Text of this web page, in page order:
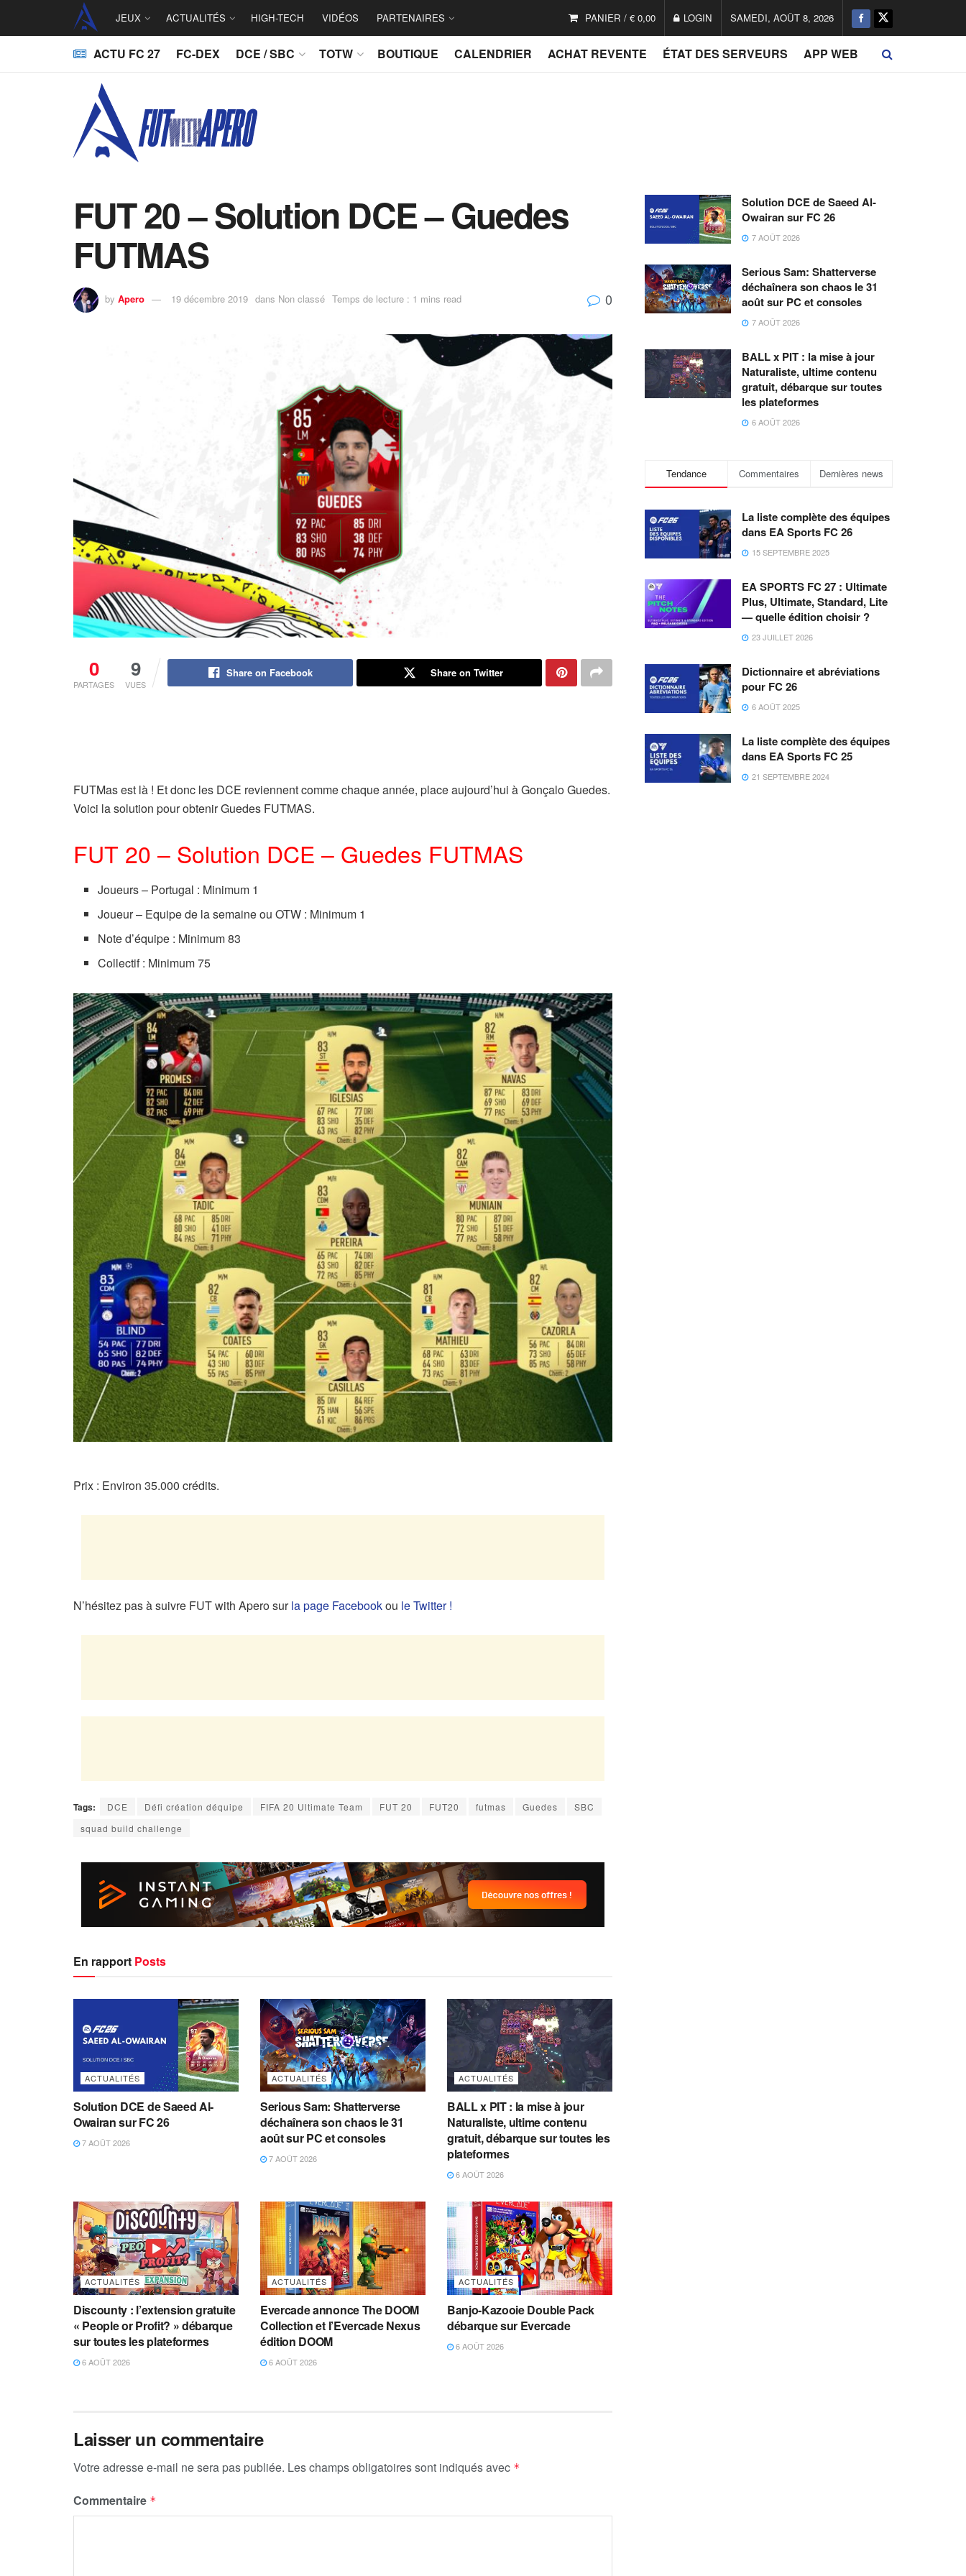
JEUX ACTUALITÉS HIGH-TECH VIDÉOS PARTENAIRES PANIER / € 0,00 LOGIN SAMEDI, AOÛT 8, 2026
ACTU FC 27 FC-DEX DCE / SBC TOTW BOUTIQUE CALENDRIER ACHAT REVENTE ÉTAT DES SERVEURS APP WEB
FUT 20 – Solution DCE – Guedes
FUTMAS
by Apero 19 décembre 2019 dans Non classé Temps de lecture : 1 mins read 0
0
PARTAGES
9
VUES
Share on Facebook Share on Twitter
FUTMas est là ! Et donc les DCE reviennent comme chaque année, place aujourd’hui à Gonçalo Guedes.
Voici la solution pour obtenir Guedes FUTMAS.
FUT 20 – Solution DCE – Guedes FUTMAS
Joueurs – Portugal : Minimum 1
Joueur – Equipe de la semaine ou OTW : Minimum 1
Note d’équipe : Minimum 83
Collectif : Minimum 75
Prix : Environ 35.000 crédits.
N’hésitez pas à suivre FUT with Apero surla page Facebookou le Twitter !
Tags: DCE Défi création déquipe FIFA 20 Ultimate Team FUT 20 FUT20 futmas Guedes
SBC
squad build challenge
En rapport Posts
ACTUALITÉS
Solution DCE de Saeed Al-
Owairan sur FC 26
7 AOÛT 2026
ACTUALITÉS
Serious Sam: Shatterverse
déchaînera son chaos le 31
août sur PC et consoles
7 AOÛT 2026
ACTUALITÉS
BALL x PIT : la mise à jour
Naturaliste, ultime contenu
gratuit, débarque sur toutes les
plateformes
6 AOÛT 2026
ACTUALITÉS
Discounty : l’extension gratuite
« People or Profit? » débarque
sur toutes les plateformes
6 AOÛT 2026
ACTUALITÉS
Evercade annonce The DOOM
Collection et l’Evercade Nexus
édition DOOM
6 AOÛT 2026
ACTUALITÉS
Banjo-Kazooie Double Pack
débarque sur Evercade
6 AOÛT 2026
Laisser un commentaire
Votre adresse e-mail ne sera pas publiée. Les champs obligatoires sont indiqués avec *
Commentaire *
Solution DCE de Saeed Al-
Owairan sur FC 26
7 AOÛT 2026
Serious Sam: Shatterverse
déchaînera son chaos le 31
août sur PC et consoles
7 AOÛT 2026
BALL x PIT : la mise à jour
Naturaliste, ultime contenu
gratuit, débarque sur toutes
les plateformes
6 AOÛT 2026
Tendance Commentaires Dernières news
La liste complète des équipes
dans EA Sports FC 26
15 SEPTEMBRE 2025
EA SPORTS FC 27 : Ultimate
Plus, Ultimate, Standard, Lite
— quelle édition choisir ?
23 JUILLET 2026
Dictionnaire et abréviations
pour FC 26
6 AOÛT 2025
La liste complète des équipes
dans EA Sports FC 25
21 SEPTEMBRE 2024